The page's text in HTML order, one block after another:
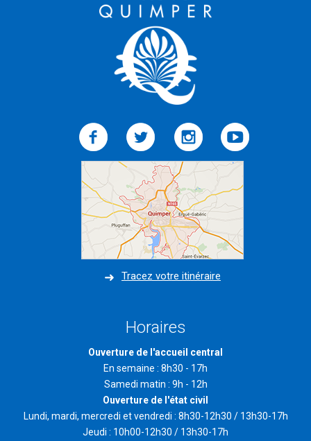
Tracez votre itinéraire
Horaires
Ouverture de l'accueil central
En semaine : 8h30 - 17h
Samedi matin : 9h - 12h
Ouverture de l'état civil
Lundi, mardi, mercredi et vendredi : 8h30-12h30 / 13h30-17h
Jeudi : 10h00-12h30 / 13h30-17h